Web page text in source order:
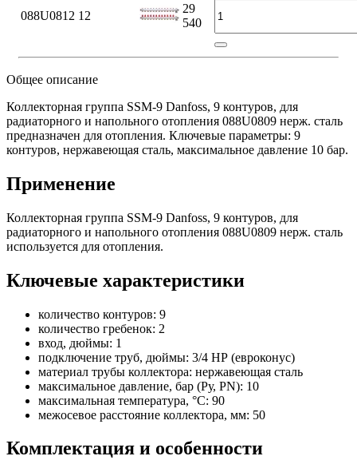
088U0812 12
29
540
Общее описание
Коллекторная группа SSM-9 Danfoss, 9 контуров, для
радиаторного и напольного отопления 088U0809 нерж. сталь
предназначен для отопления. Ключевые параметры: 9
контуров, нержавеющая сталь, максимальное давление 10 бар.
Применение
Коллекторная группа SSM-9 Danfoss, 9 контуров, для
радиаторного и напольного отопления 088U0809 нерж. сталь
используется для отопления.
Ключевые характеристики
количество контуров: 9
количество гребенок: 2
вход, дюймы: 1
подключение труб, дюймы: 3/4 НР (евроконус)
материал трубы коллектора: нержавеющая сталь
максимальное давление, бар (Ру, PN): 10
максимальная температура, °C: 90
межосевое расстояние коллектора, мм: 50
Комплектация и особенности